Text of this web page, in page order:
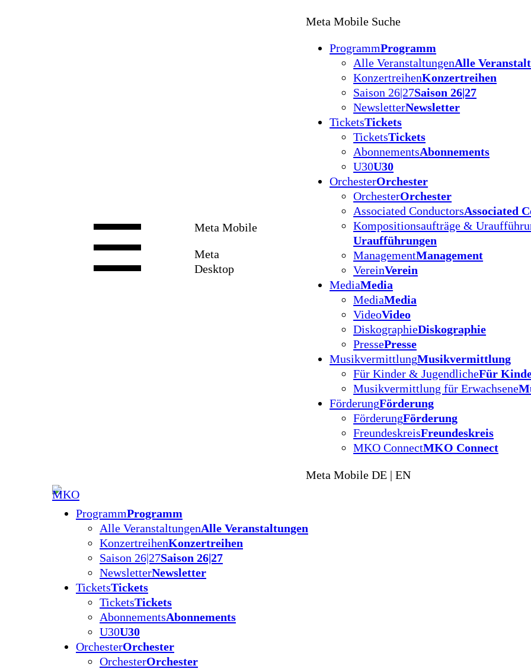
Meta Mobile
Meta
Desktop
Meta Mobile Suche
ProgrammProgramm
Alle VeranstaltungenAlle
KonzertreihenKonzertreihen
Saison 26|27Saison 26|27
NewsletterNewsletter
TicketsTickets
TicketsTickets
AbonnementsAbonnements
U30U30
OrchesterOrchester
OrchesterOrchester
Associated ConductorsAssociated
Kompositionsaufträge &
Uraufführungen
ManagementManagement
VereinVerein
MediaMedia
MediaMedia
VideoVideo
DiskographieDiskographie
PressePresse
MusikvermittlungMusikvermittlung
Für Kinder & JugendlicheFür
Musikvermittlung für Erwachsene
FörderungFörderung
FörderungFörderung
FreundeskreisFreundeskreis
MKO ConnectMKO Connect
Meta Mobile DE | EN
ProgrammProgramm
Alle VeranstaltungenAlle Veranstaltungen
KonzertreihenKonzertreihen
Saison 26|27Saison 26|27
NewsletterNewsletter
TicketsTickets
TicketsTickets
AbonnementsAbonnements
U30U30
OrchesterOrchester
OrchesterOrchester